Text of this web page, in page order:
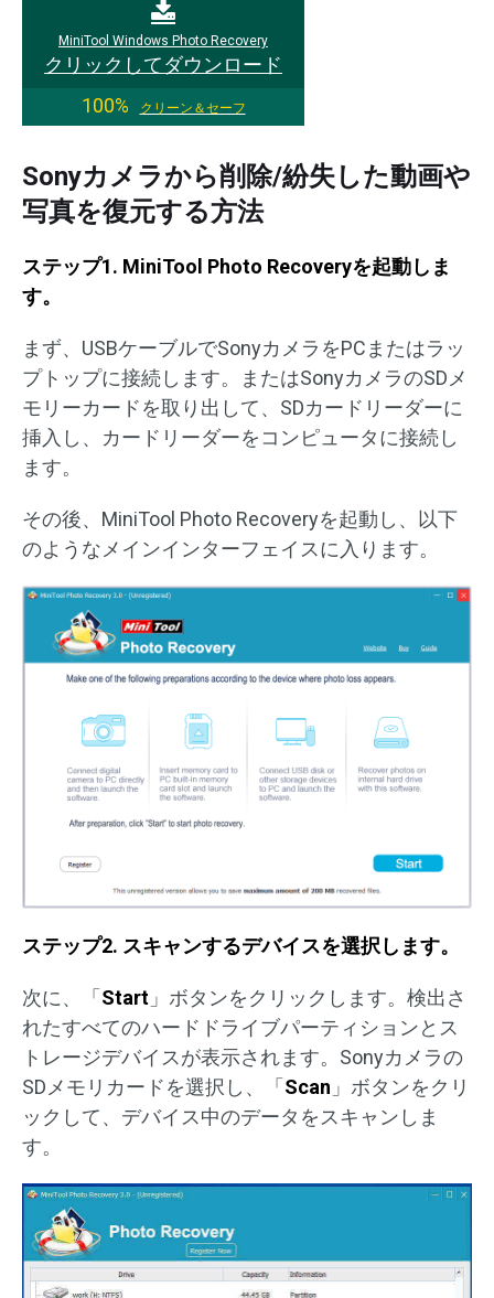
MiniTool Windows Photo Recovery
クリックしてダウンロード
100%
クリーン＆セーフ
Sonyカメラから削除/紛失した動画や
写真を復元する方法
ステップ1. MiniTool Photo Recoveryを起動しま
す。
まず、USBケーブルでSonyカメラをPCまたはラッ
プトップに接続します。またはSonyカメラのSDメ
モリーカードを取り出して、SDカードリーダーに
挿入し、カードリーダーをコンピュータに接続し
ます。
その後、MiniTool Photo Recoveryを起動し、以下
のようなメインインターフェイスに入ります。
ステップ2. スキャンするデバイスを選択します。
次に、「 Start 」ボタンをクリックします。検出さ
れたすべてのハードドライブパーティションとス
トレージデバイスが表示されます。Sonyカメラの
SDメモリカードを選択し、「 Scan 」ボタンをクリ
ックして、デバイス中のデータをスキャンしま
す。